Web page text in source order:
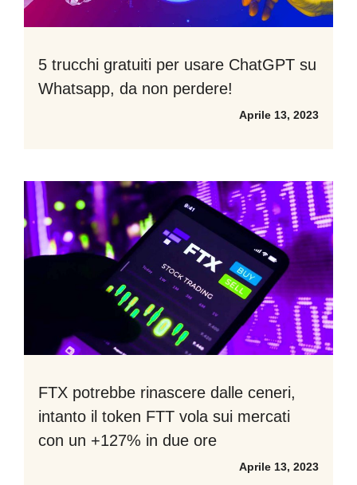
5 trucchi gratuiti per usare ChatGPT su
Whatsapp, da non perdere!
Aprile 13, 2023
FTX potrebbe rinascere dalle ceneri,
intanto il token FTT vola sui mercati
con un +127% in due ore
Aprile 13, 2023